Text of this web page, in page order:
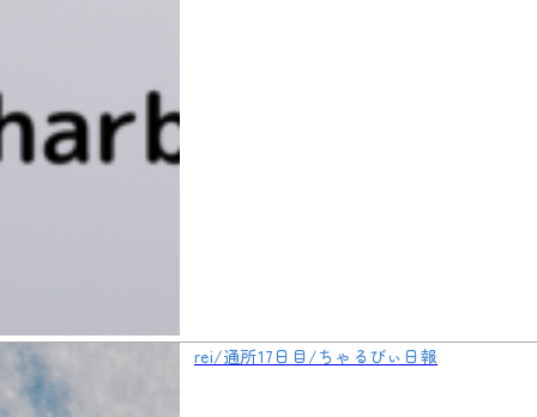
rei/通所17日目/ちゃるびぃ日報